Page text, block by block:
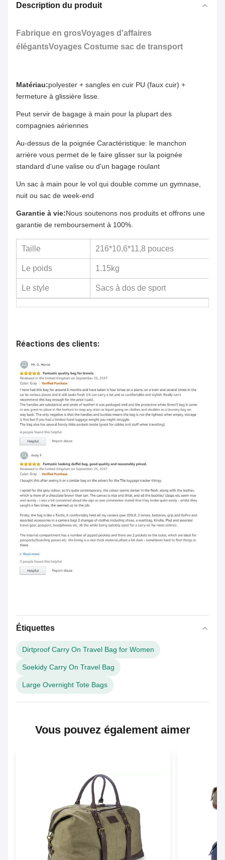
Description du produit
Fabrique en grosVoyages d'affaires
élégantsVoyages Costume sac de transport
Matériau:polyester + sangles en cuir PU (faux cuir) +
fermeture à glissière lisse.
Peut servir de bagage à main pour la plupart des
compagnies aériennes
Au-dessus de la poignée Caractéristique: le manchon
arrière vous permet de le faire glisser sur la poignée
standard d'une valise ou d'un bagage roulant
Un sac à main pour le vol qui double comme un gymnase,
nuit ou sac de week-end
Garantie à vie:Nous soutenons nos produits et offrons une
garantie de remboursement à 100%.
Taille 216*10,6*11,8 pouces
Le poids 1.15kg
Le style Sacs à dos de sport
Réactions des clients:
Étiquettes
Dirtproof Carry On Travel Bag for Women
Soekidy Carry On Travel Bag
Large Overnight Tote Bags
Vous pouvez également aimer